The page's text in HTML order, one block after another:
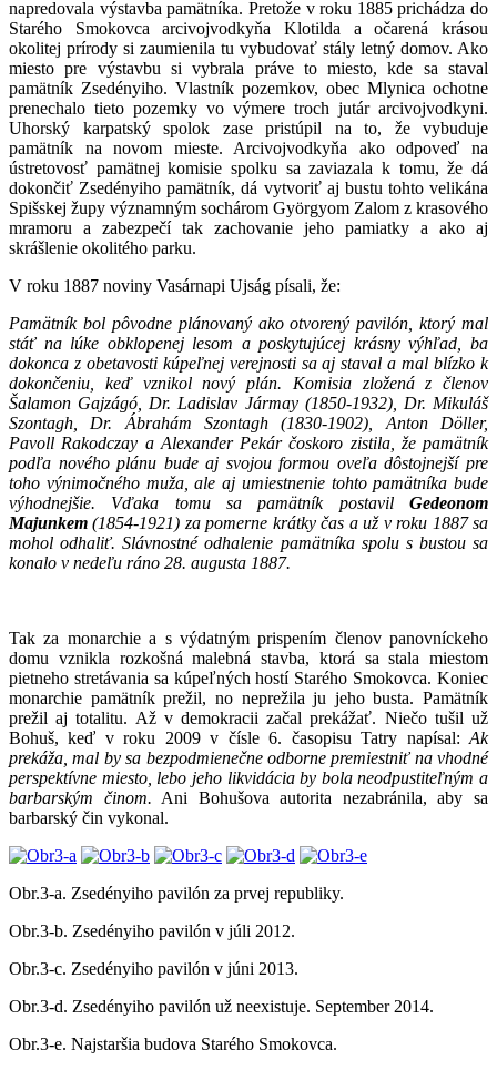
napredovala výstavba pamätníka. Pretože v roku 1885 prichádza do
Starého Smokovca
arcivojvodkyňa Klotilda a očarená krásou
okolitej prírody si zaumienila tu vybudovať stály letný domov. Ako
miesto pre výstavbu si vybrala práve to miesto, kde sa staval
pamätník Zsedényiho. Vlastník pozemkov, obec Mlynica ochotne
prenechalo tieto pozemky vo výmere troch jutár arcivojvodkyni.
Uhorský karpatský spolok zase pristúpil na to, že vybuduje
pamätník na novom mieste. Arcivojvodkyňa ako odpoveď na
ústretovosť pamätnej komisie spolku sa zaviazala k tomu, že dá
dokončiť Zsedényiho pamätník, dá vytvoriť aj bustu tohto velikána
Spišskej župy významným sochárom Györgyom Zalom z krasového
mramoru a zabezpečí tak zachovanie jeho pamiatky a ako aj
skrášlenie okolitého parku.
V roku 1887 noviny Vasárnapi Ujság písali, že:
Pamätník bol pôvodne plánovaný ako otvorený pavilón, ktorý mal
stáť na lúke obklopenej lesom a poskytujúcej krásny výhľad, ba
dokonca z obetavosti kúpeľnej verejnosti sa aj staval a mal blízko k
dokončeniu, keď vznikol nový plán. Komisia zložená z členov
Šalamon Gajzágó, Dr. Ladislav Jármay (1850-1932), Dr. Mikuláš
Szontagh, Dr. Ábrahám Szontagh (1830-1902), Anton Döller,
Pavoll Rakodczay a Alexander Pekár čoskoro zistila, že pamätník
podľa nového plánu bude aj svojou formou oveľa dôstojnejší pre
toho výnimočného muža, ale aj umiestnenie tohto pamätníka bude
výhodnejšie. Vďaka tomu sa pamätník postavil Gedeonom
Majunkem(1854-1921) za pomerne krátky čas a už v roku 1887 sa
mohol odhaliť. Slávnostné odhalenie pamätníka spolu s bustou sa
konalo v nedeľu ráno 28. augusta 1887.
Tak za monarchie a s výdatným prispením členov panovníckeho
domu vznikla rozkošná malebná stavba, ktorá sa stala miestom
pietneho stretávania sa kúpeľných hostí Starého Smokovca. Koniec
monarchie pamätník prežil, no neprežila ju jeho busta. Pamätník
prežil aj totalitu. Až v demokracii začal prekážať. Niečo tušil už
Bohuš, keď v roku 2009 v čísle 6. časopisu Tatry napísal: Ak
prekáža, mal by sa bezpodmienečne odborne premiestniť na vhodné
perspektívne miesto, lebo jeho likvidácia by bola neodpustiteľným a
barbarským činom. Ani Bohušova autorita nezabránila, aby sa
barbarský čin vykonal.
Obr.3-a. Zsedényiho pavilón za prvej republiky.
Obr.3-b. Zsedényiho pavilón v júli 2012.
Obr.3-c. Zsedényiho pavilón v júni 2013.
Obr.3-d. Zsedényiho pavilón už neexistuje. September 2014.
Obr.3-e. Najstaršia budova Starého Smokovca.